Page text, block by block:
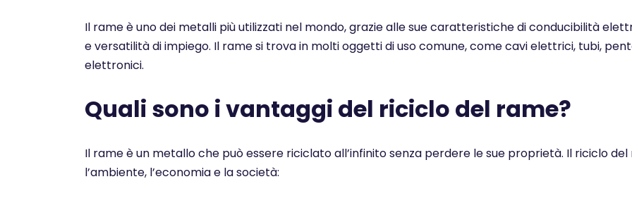
Il rame è uno dei metalli più utilizzati nel mondo, grazie alle sue caratteristiche di conducibilità
e versatilità di impiego. Il rame si trova in molti oggetti di uso comune, come cavi elettrici, tubi,
elettronici.
Quali sono i vantaggi del riciclo del rame?
Il rame è un metallo che può essere riciclato all’infinito senza perdere le sue proprietà. Il riciclo
l’ambiente, l’economia e la società: